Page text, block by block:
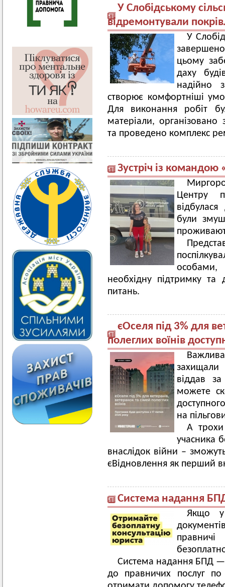
У Слобідському
відремонтували
У
цьому
даху
надійно
створює комфортніші
Для виконання робіт
матеріали, організовано
та проведено комплекс
Зустріч із командою
Центру
були
особами,
необхідну підтримку та
питань.
єОселя під 3% для
полеглих воїнів
захищали
віддав
можете
на
А
учасника
внаслідок війни –
єВідновлення як перший
Система надання
Якщо
Система надання БПД
до правничих послуг по